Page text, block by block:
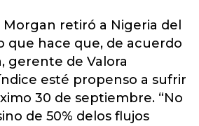
Morgan retiró a Nigeria del
que hace que, de acuerdo
gerente de Valora
esté propenso a sufrir
30 de septiembre. “No
de 50% delos flujos